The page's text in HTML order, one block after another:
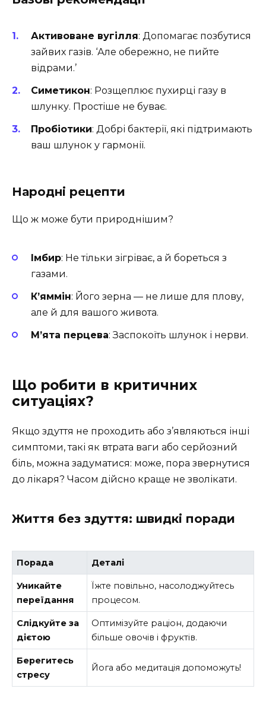
Активоване вугілля: Допомагає позбутися
зайвих газів. ‘Але обережно, не пийте
відрами.’
Симетикон: Розщеплює пухирці газу в
шлунку. Простіше не буває.
Пробіотики: Добрі бактерії, які підтримають
ваш шлунок у гармонії.
Народні рецепти
Що ж може бути природнішим?
Імбир: Не тільки зігріває, а й бореться з
газами.
К’яммін: Його зерна — не лише для плову,
але й для вашого живота.
М’ята перцева: Заспокоїть шлунок і нерви.
Що робити в критичних
ситуаціях?
Якщо здуття не проходить або з’являються інші
симптоми, такі як втрата ваги або серйозний
біль, можна задуматися: може, пора звернутися
до лікаря? Часом дійсно краще не зволікати.
Життя без здуття: швидкі поради
Порада Деталі
Уникайте
переїдання
Їжте повільно, насолоджуйтесь
процесом.
Слідкуйте за
дієтою
Оптимізуйте раціон, додаючи
більше овочів і фруктів.
Берегитесь
стресу
Йога або медитація допоможуть!